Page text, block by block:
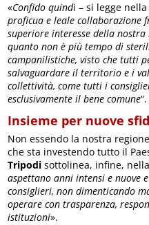
«Confido quindi – si legge
proficua e leale
superiore interesse della
quanto non è più tempo di
campanilistiche, visto che tutti
salvaguardare il territorio e i
collettività, come tutti i
esclusivamente il bene comune“.
Insieme per nuove
Non essendo la nostra
che sta investendo tutto il
Tripodi sottolinea, infine,
aspettano anni intensi e nuove
consiglieri, non dimenticando
operare con trasparenza,
istituzioni».